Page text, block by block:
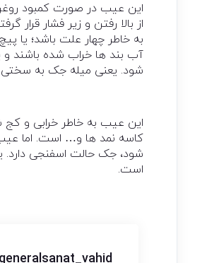
این عیب در صورت کمبود
از بالا رفتن و زیر فشار قرار
به خاطر چهار علت باشد؛ یا
آب بند ها خراب شده باشند
شود. یعنی میله جک به سختی
این عیب به خاطر خرابی و کج
کاسه نمد ها و… است. اما
شود، جک حالت اسفنجی دارد.
است.
generalsanat_vahid